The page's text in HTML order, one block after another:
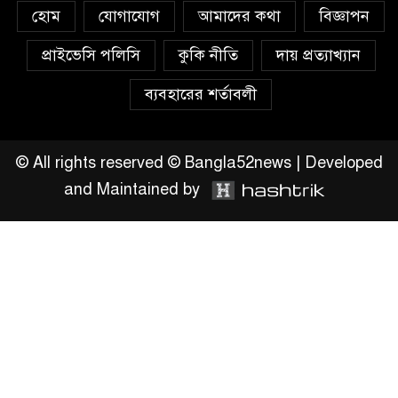
মাদক কারবারি আটক
লুটপাট ও পাচারমুখী বাজেট
সংশোধনের দাবিতে ফরিদগঞ্জে
উঠান বৈঠক
হোম যোগাযোগ আমাদের কথা
বিজ্ঞাপন
প্রাইভেসি পলিসি
কুকি নীতি
দায় প্রত্যাখ্যান
ব্যবহারের শর্তাবলী
© All rights reserved © Bangla52news | Developed
and Maintained by